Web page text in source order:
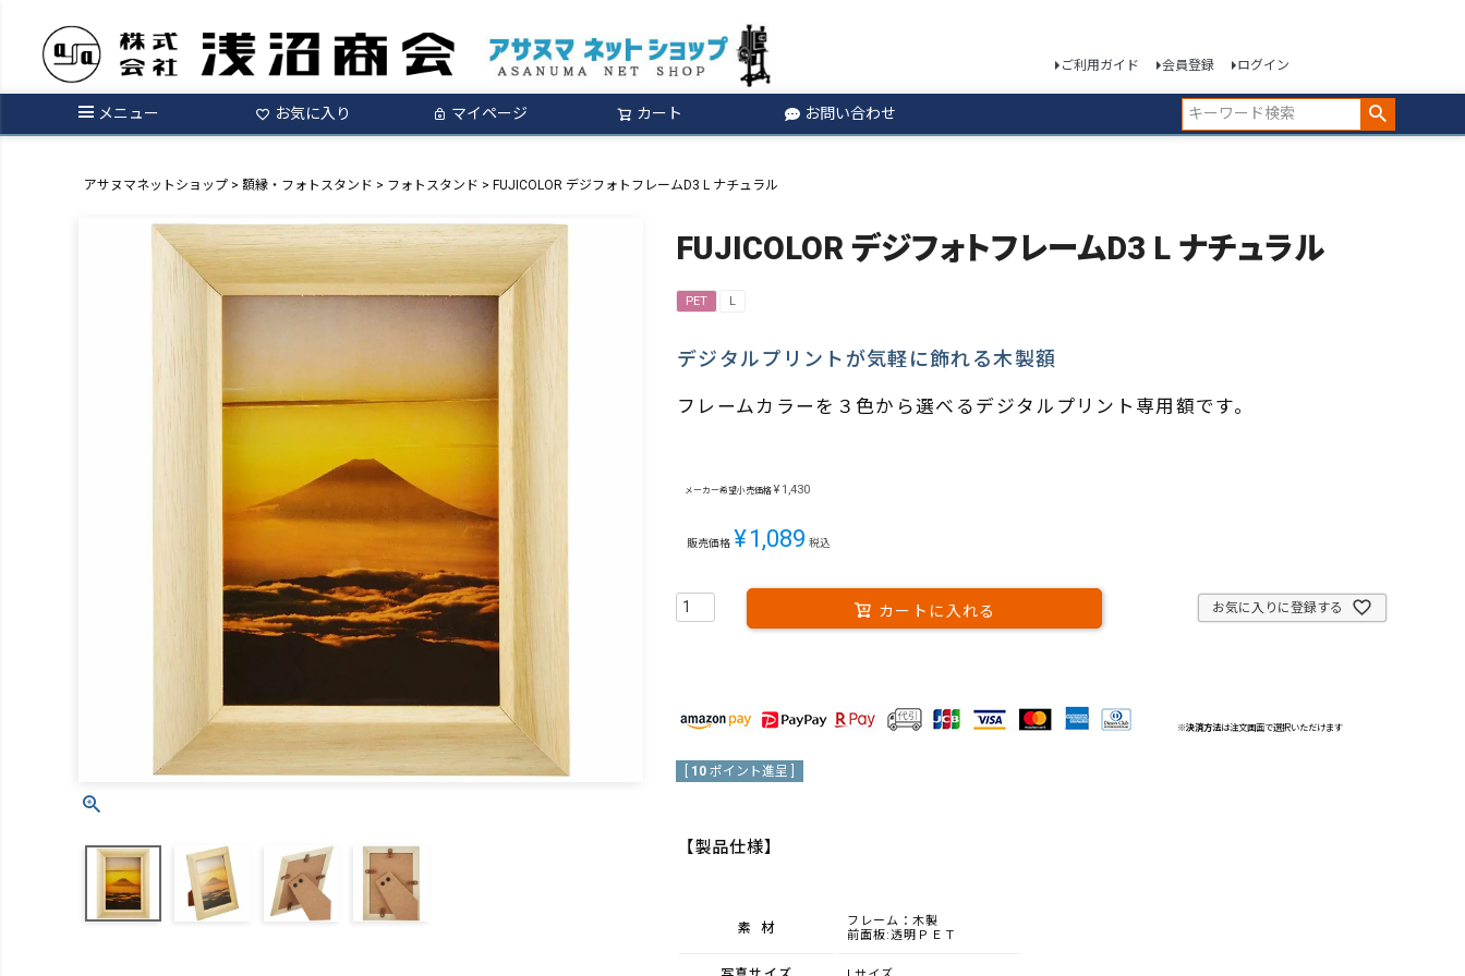
ご利用ガイド 会員登録 ログイン
メニュー お気に入り マイページ カート お問い合わせ
検索
アサヌマネットショップ 額縁・フォトスタンド フォトスタンド FUJICOLOR デジフォトフレームD3 L ナチュラル
FUJICOLOR デジフォトフレームD3 L ナチュラル
PET L
デジタルプリントが気軽に飾れる木製額
フレームカラーを３色から選べるデジタルプリント専用額です。
メーカー希望小売価格 ¥ 1,430
販売価格 ¥1,089 税込
お気に入りに登録する
カートに入れる
※決済方法は注文画面で選択いただけます
10 ポイント進呈 ]
【製品仕様】
素材
フレーム：木製
前面板:透明ＰＥＴ